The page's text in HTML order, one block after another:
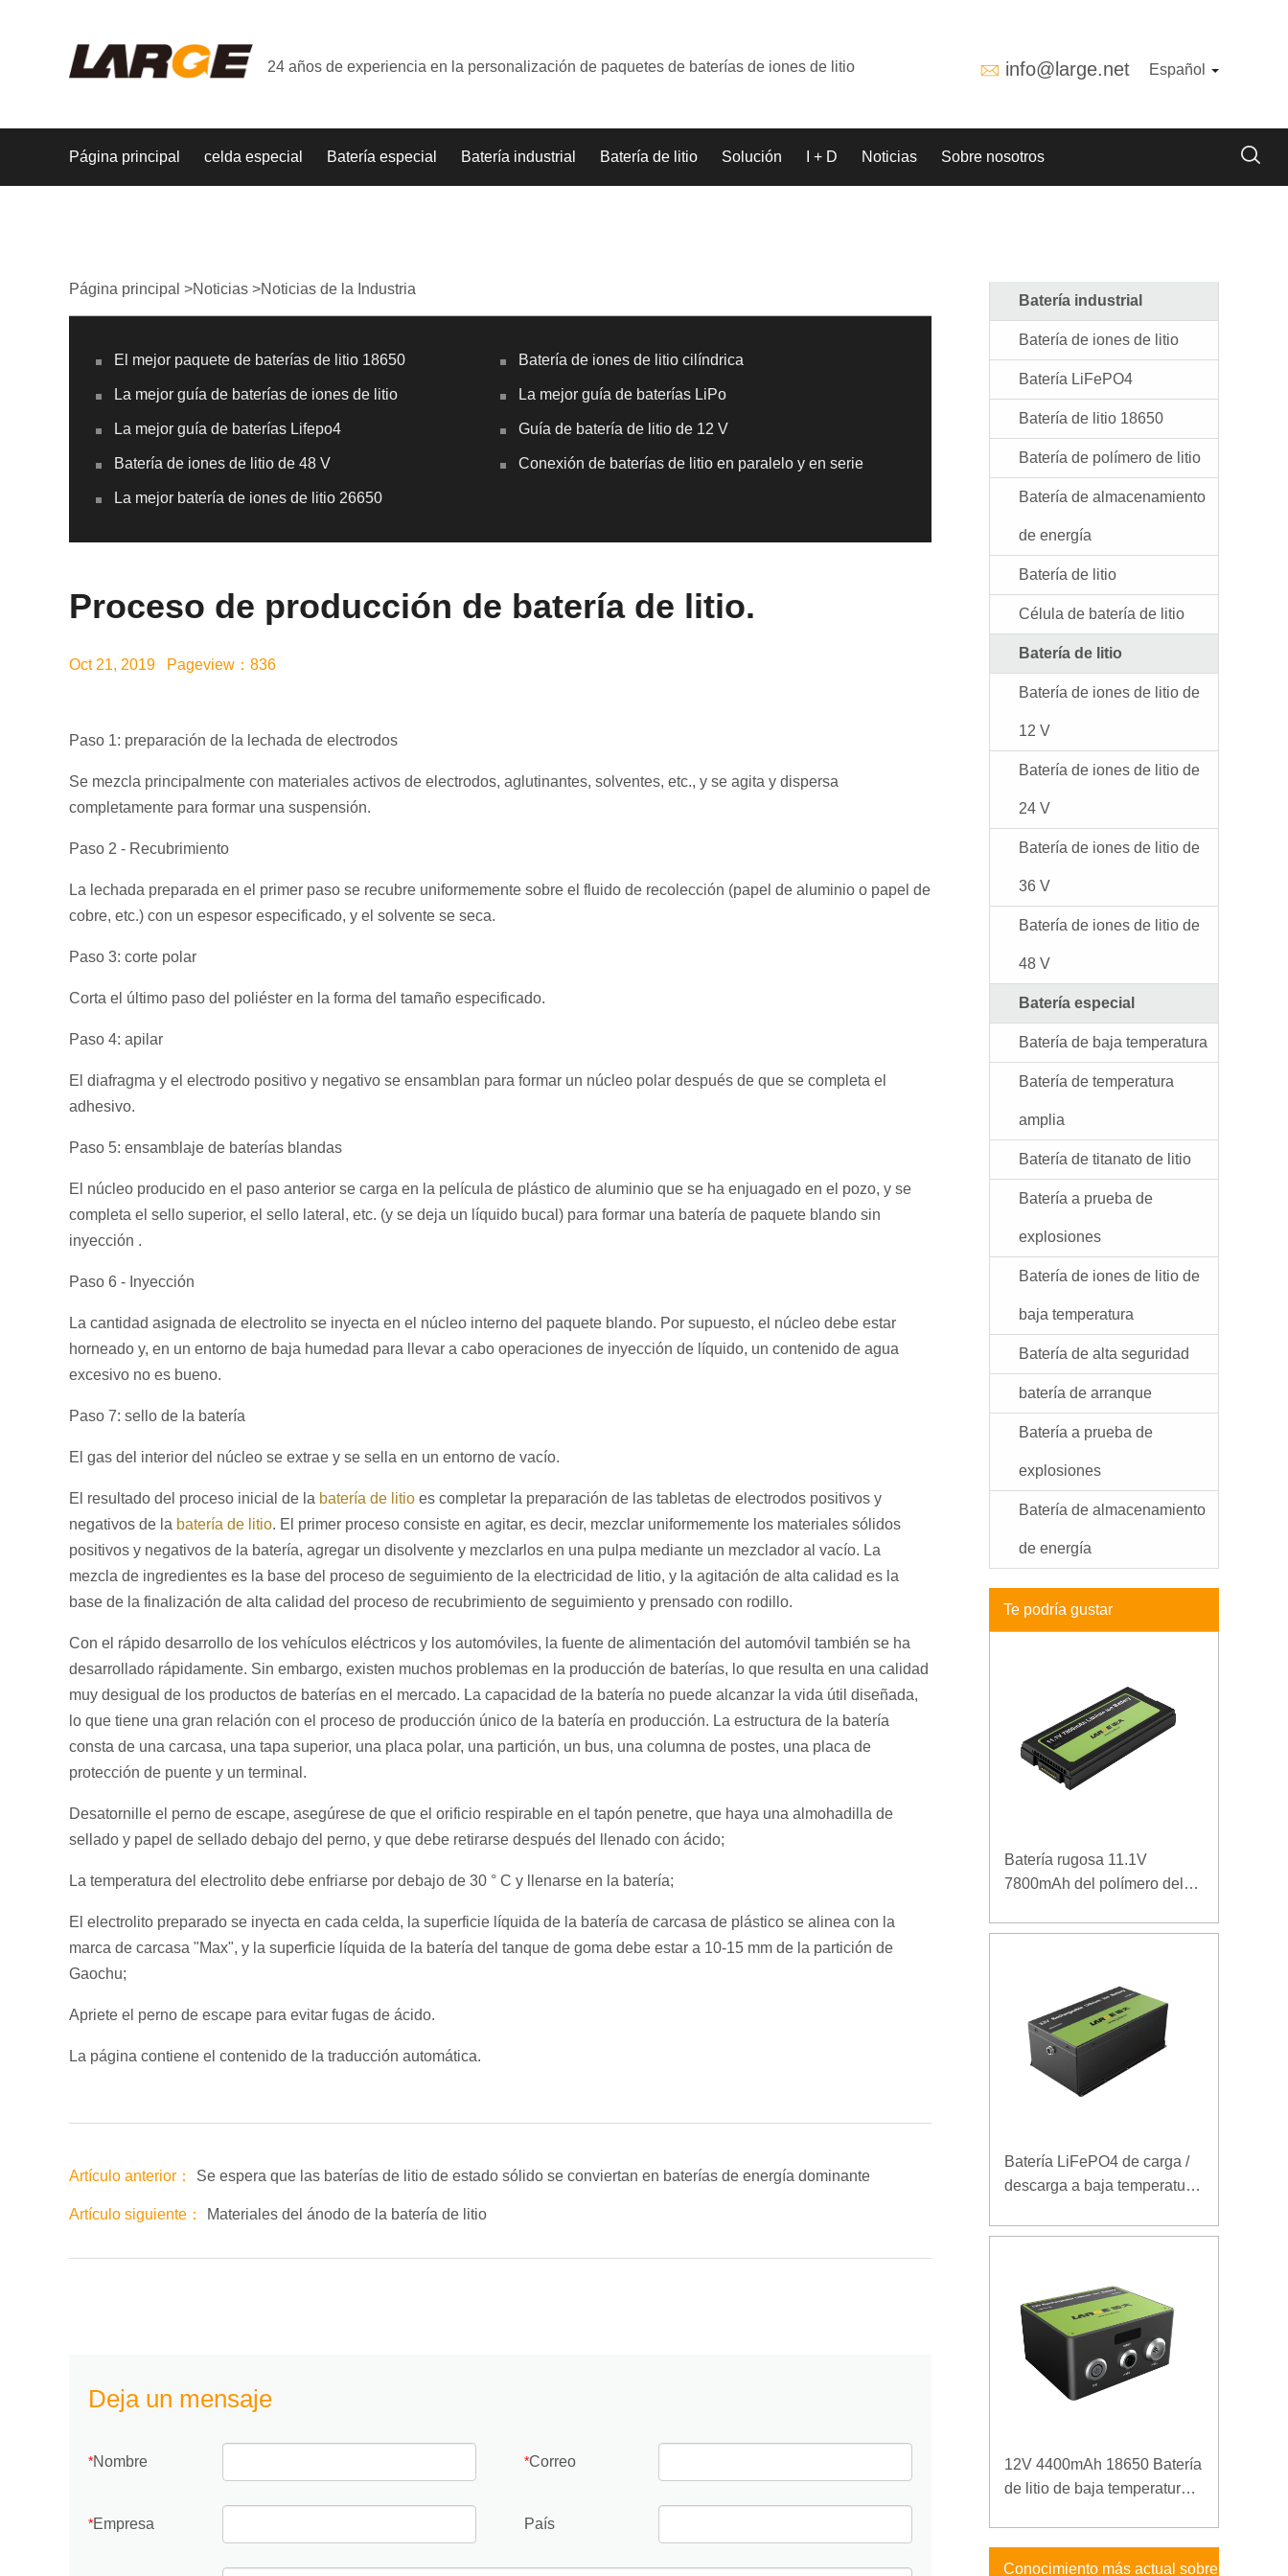
24 años de experiencia en la personalización de paquetes de baterías de iones de litio info@large.net Español
Página principal celda especial Batería especial Batería industrial Batería de litio Solución I + D Noticias Sobre nosotros
Página principal >Noticias >Noticias de la Industria
El mejor paquete de baterías de litio 18650 Batería de iones de litio cilíndrica
La mejor guía de baterías de iones de litio La mejor guía de baterías LiPo
La mejor guía de baterías Lifepo4 Guía de batería de litio de 12 V
Batería de iones de litio de 48 V Conexión de baterías de litio en paralelo y en serie
La mejor batería de iones de litio 26650
Proceso de producción de batería de litio.
Oct 21, 2019 Pageview：836
Paso 1: preparación de la lechada de electrodos
Se mezcla principalmente con materiales activos de electrodos, aglutinantes, solventes, etc., y se agita y dispersa
completamente para formar una suspensión.
Paso 2 - Recubrimiento
La lechada preparada en el primer paso se recubre uniformemente sobre el fluido de recolección (papel de aluminio o papel de
cobre, etc.) con un espesor especificado, y el solvente se seca.
Paso 3: corte polar
Corta el último paso del poliéster en la forma del tamaño especificado.
Paso 4: apilar
El diafragma y el electrodo positivo y negativo se ensamblan para formar un núcleo polar después de que se completa el
adhesivo.
Paso 5: ensamblaje de baterías blandas
El núcleo producido en el paso anterior se carga en la película de plástico de aluminio que se ha enjuagado en el pozo, y se
completa el sello superior, el sello lateral, etc. (y se deja un líquido bucal) para formar una batería de paquete blando sin
inyección .
Paso 6 - Inyección
La cantidad asignada de electrolito se inyecta en el núcleo interno del paquete blando. Por supuesto, el núcleo debe estar
horneado y, en un entorno de baja humedad para llevar a cabo operaciones de inyección de líquido, un contenido de agua
excesivo no es bueno.
Paso 7: sello de la batería
El gas del interior del núcleo se extrae y se sella en un entorno de vacío.
El resultado del proceso inicial de la batería de litio es completar la preparación de las tabletas de electrodos positivos y
negativos de la batería de litio. El primer proceso consiste en agitar, es decir, mezclar uniformemente los materiales sólidos
positivos y negativos de la batería, agregar un disolvente y mezclarlos en una pulpa mediante un mezclador al vacío. La
mezcla de ingredientes es la base del proceso de seguimiento de la electricidad de litio, y la agitación de alta calidad es la
base de la finalización de alta calidad del proceso de recubrimiento de seguimiento y prensado con rodillo.
Con el rápido desarrollo de los vehículos eléctricos y los automóviles, la fuente de alimentación del automóvil también se ha
desarrollado rápidamente. Sin embargo, existen muchos problemas en la producción de baterías, lo que resulta en una calidad
muy desigual de los productos de baterías en el mercado. La capacidad de la batería no puede alcanzar la vida útil diseñada,
lo que tiene una gran relación con el proceso de producción único de la batería en producción. La estructura de la batería
consta de una carcasa, una tapa superior, una placa polar, una partición, un bus, una columna de postes, una placa de
protección de puente y un terminal.
Desatornille el perno de escape, asegúrese de que el orificio respirable en el tapón penetre, que haya una almohadilla de
sellado y papel de sellado debajo del perno, y que debe retirarse después del llenado con ácido;
La temperatura del electrolito debe enfriarse por debajo de 30 ° C y llenarse en la batería;
El electrolito preparado se inyecta en cada celda, la superficie líquida de la batería de carcasa de plástico se alinea con la
marca de carcasa "Max", y la superficie líquida de la batería del tanque de goma debe estar a 10-15 mm de la partición de
Gaochu;
Apriete el perno de escape para evitar fugas de ácido.
La página contiene el contenido de la traducción automática.
Artículo anterior： Se espera que las baterías de litio de estado sólido se conviertan en baterías de energía dominante
Artículo siguiente： Materiales del ánodo de la batería de litio
Deja un mensaje
*Nombre *Correo
*Empresa País
Batería industrial
Batería de iones de litio
Batería LiFePO4
Batería de litio 18650
Batería de polímero de litio
Batería de almacenamiento
de energía
Batería de litio
Célula de batería de litio
Batería de litio
Batería de iones de litio de
12 V
Batería de iones de litio de
24 V
Batería de iones de litio de
36 V
Batería de iones de litio de
48 V
Batería especial
Batería de baja temperatura
Batería de temperatura
amplia
Batería de titanato de litio
Batería a prueba de
explosiones
Batería de iones de litio de
baja temperatura
Batería de alta seguridad
batería de arranque
Batería a prueba de
explosiones
Batería de almacenamiento
de energía
Te podría gustar
Batería rugosa 11.1V
7800mAh del polímero del
densidad de alta energía de
Batería LiFePO4 de carga /
descarga a baja temperatura
base de telecomunicaciones
12V 4400mAh 18650 Batería
de litio de baja temperatura
Conocimiento más actual sobre